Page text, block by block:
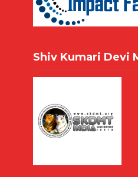
Shiv Kumari Devi